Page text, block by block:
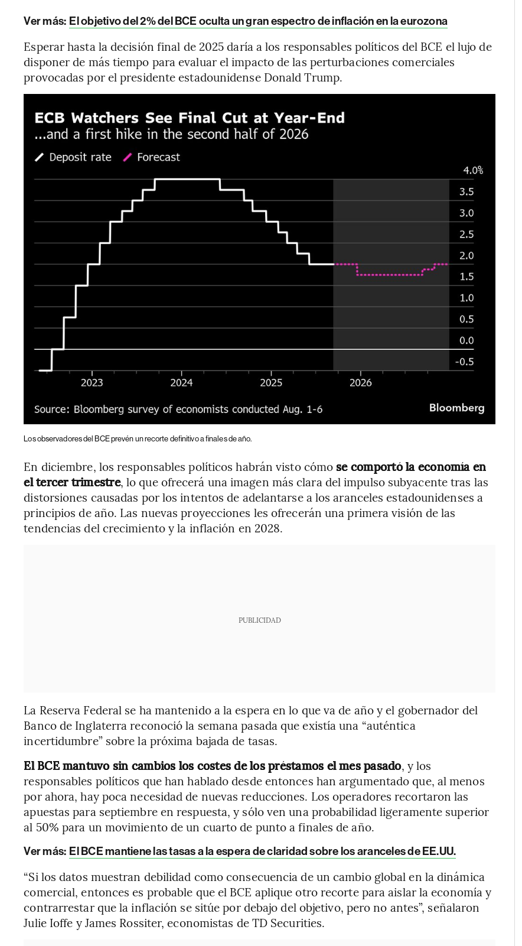
Ver más: El objetivo del 2% del BCE oculta un gran espectro de inflación en la eurozona
Esperar hasta la decisión final de 2025 daría a los responsables políticos del BCE el lujo de
disponer de más tiempo para evaluar el impacto de las perturbaciones comerciales
provocadas por el presidente estadounidense Donald Trump.
Los observadores del BCE prevén un recorte definitivo a finales de año.
En diciembre, los responsables políticos habrán visto cómo se comportó la economía en
el tercer trimestre, lo que ofrecerá una imagen más clara del impulso subyacente tras las
distorsiones causadas por los intentos de adelantarse a los aranceles estadounidenses a
principios de año. Las nuevas proyecciones les ofrecerán una primera visión de las
tendencias del crecimiento y la inflación en 2028.
PUBLICIDAD
La Reserva Federal se ha mantenido a la espera en lo que va de año y el gobernador del
Banco de Inglaterra reconoció la semana pasada que existía una “auténtica
incertidumbre” sobre la próxima bajada de tasas.
El BCE mantuvo sin cambios los costes de los préstamos el mes pasado, y los
responsables políticos que han hablado desde entonces han argumentado que, al menos
por ahora, hay poca necesidad de nuevas reducciones. Los operadores recortaron las
apuestas para septiembre en respuesta, y sólo ven una probabilidad ligeramente superior
al 50% para un movimiento de un cuarto de punto a finales de año.
Ver más: El BCE mantiene las tasas a la espera de claridad sobre los aranceles de EE.UU.
“Si los datos muestran debilidad como consecuencia de un cambio global en la dinámica
comercial, entonces es probable que el BCE aplique otro recorte para aislar la economía y
contrarrestar que la inflación se sitúe por debajo del objetivo, pero no antes”, señalaron
Julie Ioffe y James Rossiter, economistas de TD Securities.